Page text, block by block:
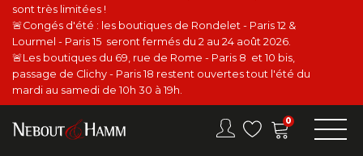
sont très limitées !
🚨Congés d'été : les boutiques de Rondelet - Paris 12 &
Lourmel - Paris 15 seront fermés du 2 au 24 août 2026.
🚨Les boutiques du 69, rue de Rome - Paris 8 et 10 bis,
passage de Clichy - Paris 18 restent ouvertes tout l'été du
mardi au samedi de 10h 30 à 19h.
0